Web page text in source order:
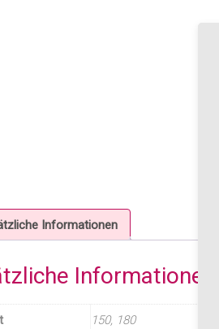
Informationen
Informationen
150, 180